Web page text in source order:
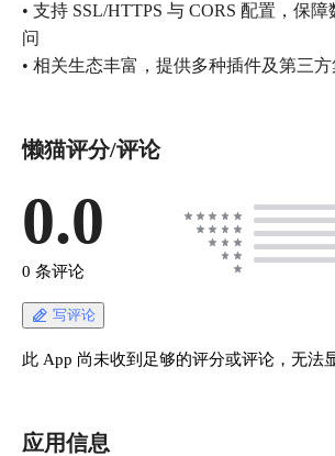
• 支持 SSL/HTTPS 与 CORS 配置，保
问
• 相关生态丰富，提供多种插件及第三
懒猫评分/评论
0.0
0 条评论
写评论
此 App 尚未收到足够的评分或评论，无法
应用信息